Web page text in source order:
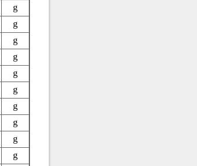
g
g
g
g
g
g
g
g
g
g